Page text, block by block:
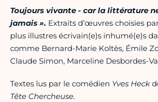
Toujours vivante - car la littérature
jamais ». Extraits d’œuvres choisies
plus illustres écrivain(e)s inhumé(e)s
comme Bernard-Marie Koltès, Émile
Claude Simon, Marceline Desbordes-
Textes lus par le comédien Yves Heck
Tête Chercheuse.